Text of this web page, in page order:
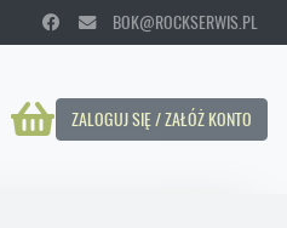
BOK@ROCKSERWIS.PL
ZALOGUJ SIĘ / ZAŁÓŻ KONTO